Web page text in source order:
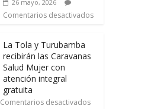
26 mayo, 2026
Comentarios desactivados
La Tola y Turubamba
recibirán las Caravanas
Salud Mujer con
atención integral
gratuita
Comentarios desactivados